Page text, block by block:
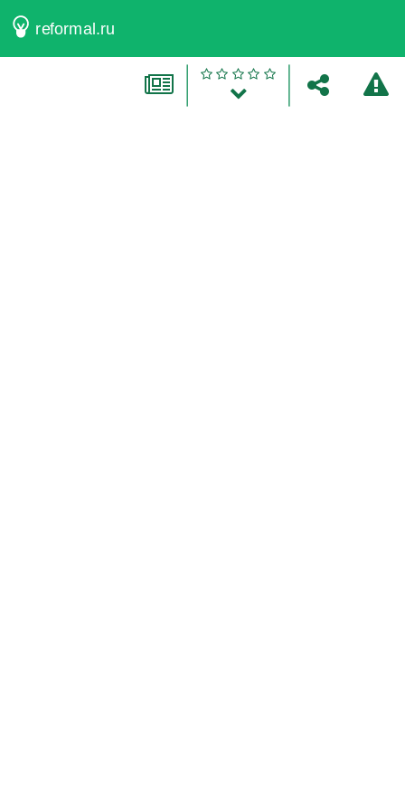
reformal.ru